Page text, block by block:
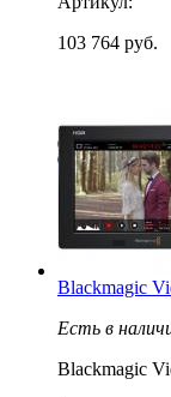
103 764 руб.
Blackmagic
Есть в
Blackmagic